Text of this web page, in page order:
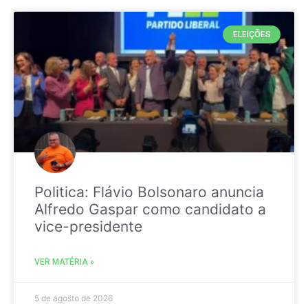
ELEIÇÕES
Politica: Flávio Bolsonaro anuncia
Alfredo Gaspar como candidato a
vice-presidente
VER MATÉRIA »
5 de agosto de 2026